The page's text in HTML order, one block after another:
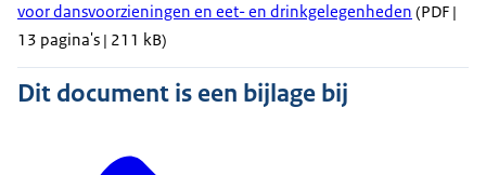
voor dansvoorzieningen en eet- en drinkgelegenheden (PDF |
13 pagina's | 211 kB)
Dit document is een bijlage bij